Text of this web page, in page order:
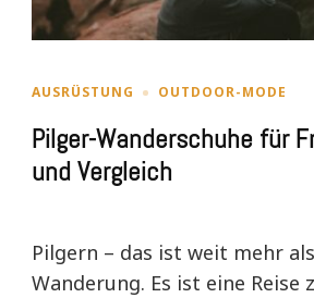
AUSRÜSTUNG OUTDOOR-MODE
Pilger-Wanderschuhe für
und Vergleich
Pilgern – das ist weit mehr
Wanderung. Es ist eine Reise